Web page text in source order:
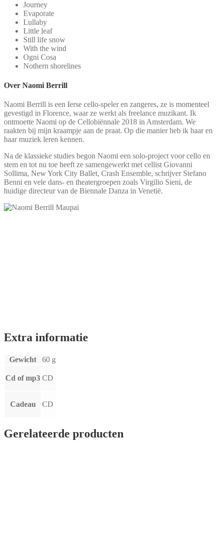
Journey
Evaporate
Lullaby
Little leaf
Still life snow
With the wind
Ogni Cosa
Nothern shorelines
Over Naomi Berrill
Naomi Berrill is een Ierse cello-speler en zangeres, ze is momenteel
gevestigd in Florence, waar ze werkt als freelance muzikant. Ik
ontmoette Naomi op de Cellobiënnale 2018 in Amsterdam. We
raakten bij mijn kraampje aan de praat. Op die manier heb ik haar en
haar muziek leren kennen.
Na de klassieke studies begon Naomi een solo-project voor cello en
stem en tot nu toe heeft ze samengewerkt met cellist Giovanni
Sollima, New York City Ballet, Crash Ensemble, schrijver Stefano
Benni en vele dans- en theatergroepen zoals Virgilio Sieni, de
huidige directeur van de Biennale Danza in Venetië.
Extra informatie
Gewicht 60 g
Cd of mp3 CD
Cadeau CD
Gerelateerde producten